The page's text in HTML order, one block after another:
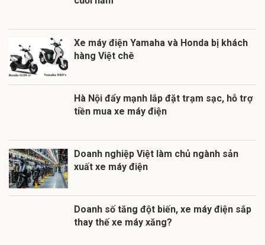
Xe máy điện Yamaha và Honda bị khách
hàng Việt chê
Hà Nội đẩy mạnh lắp đặt trạm sạc, hỗ trợ
tiền mua xe máy điện
Doanh nghiệp Việt làm chủ ngành sản
xuất xe máy điện
Doanh số tăng đột biến, xe máy điện sắp
thay thế xe máy xăng?